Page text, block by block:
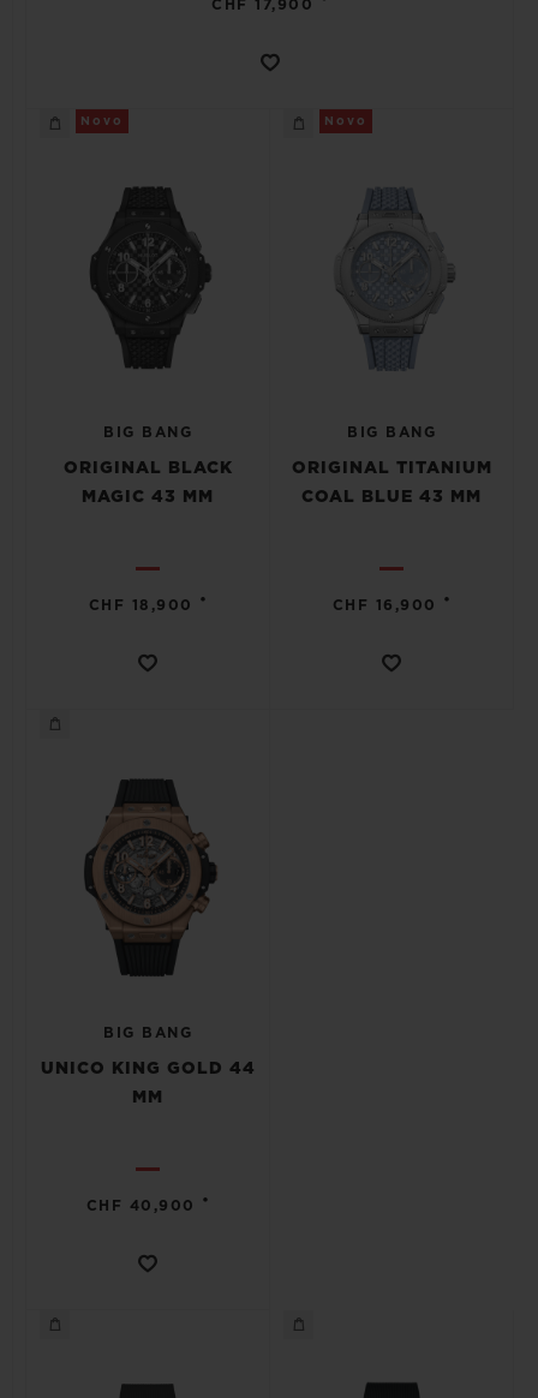
CHF 17,900
Novo
BIG BANG
ORIGINAL BLACK
MAGIC 43 MM
CHF 18,900 •
Novo
BIG BANG
ORIGINAL TITANIUM
COAL BLUE 43 MM
CHF 16,900 •
BIG BANG
UNICO KING GOLD 44
MM
CHF 40,900 •